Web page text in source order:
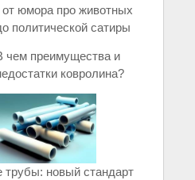
от юмора про животных
политической сатиры
чем преимущества и
ковролина?
новый стандарт